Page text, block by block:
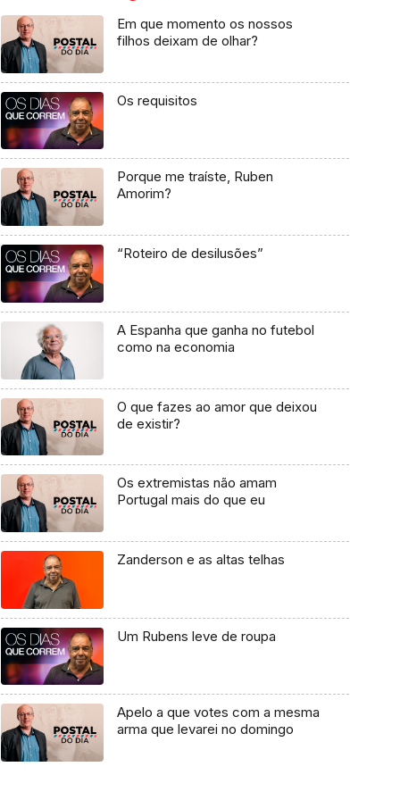
Em que momento os nossos
filhos deixam de olhar?
Os requisitos
Porque me traíste, Ruben
Amorim?
“Roteiro de desilusões”
A Espanha que ganha no futebol
como na economia
O que fazes ao amor que deixou
de existir?
Os extremistas não amam
Portugal mais do que eu
Zanderson e as altas telhas
Um Rubens leve de roupa
Apelo a que votes com a mesma
arma que levarei no domingo